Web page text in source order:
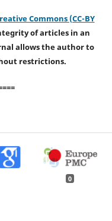
Commons (CC-BY
of articles in an
allows the author to
restrictions.
0